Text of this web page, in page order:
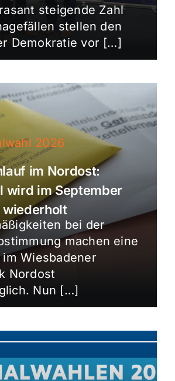
steigende Zahl
stellen den
Demokratie vor […]
2026
im Nordost:
wird im September
bei der
machen eine
Wiesbadener
Nordost
Nun […]